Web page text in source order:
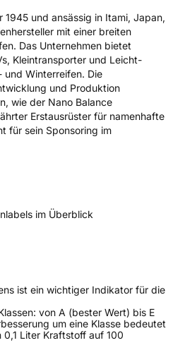
und ansässig in Itami, Japan,
mit einer breiten
Das Unternehmen bietet
Kleintransporter und Leicht-
und Winterreifen. Die
und Produktion
wie der Nano Balance
Erstausrüster für namenhafte
für sein Sponsoring im
im Überblick
ist ein wichtiger Indikator für die
von A (bester Wert) bis E
um eine Klasse bedeutet
Liter Kraftstoff auf 100